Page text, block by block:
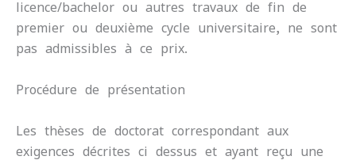
licence/bachelor ou autres travaux de fin de
premier ou deuxième cycle universitaire, ne sont
pas admissibles à ce prix.
Procédure de présentation
Les thèses de doctorat correspondant aux
exigences décrites ci-dessus et ayant reçu une